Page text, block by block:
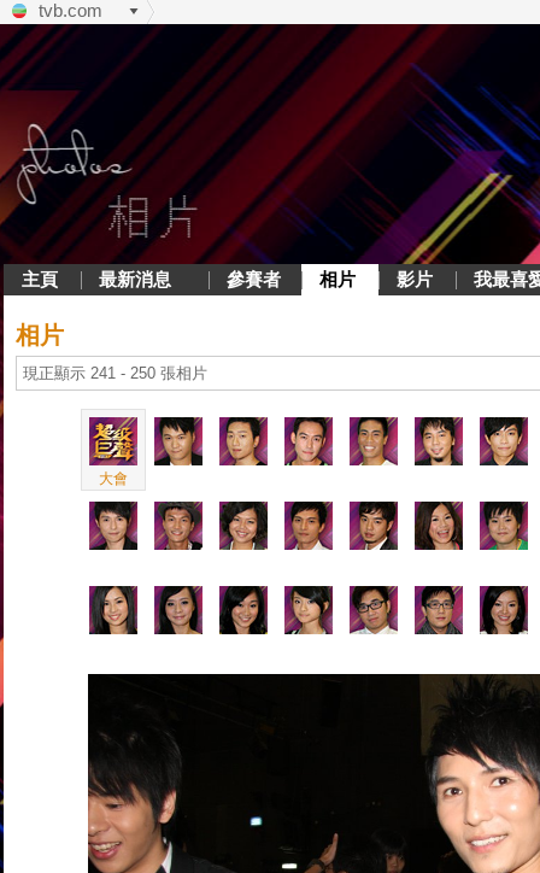
tvb.com
主頁 最新消息 參賽者 相片 影片 我最喜
相片
現正顯示 241 - 250 張相片
大會